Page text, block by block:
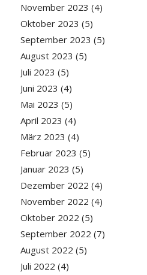
November 2023 (4)
Oktober 2023 (5)
September 2023 (5)
August 2023 (5)
Juli 2023 (5)
Juni 2023 (4)
Mai 2023 (5)
April 2023 (4)
März 2023 (4)
Februar 2023 (5)
Januar 2023 (5)
Dezember 2022 (4)
November 2022 (4)
Oktober 2022 (5)
September 2022 (7)
August 2022 (5)
Juli 2022 (4)